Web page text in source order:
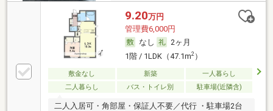
9.20万円
管理費6,000円
なし
2ヶ月
1階 / 1LDK（47.1m2）
敷金なし 新築
一人暮らし
二人暮らし
バス・トイレ別 駐車場(近隣含)
二人入居可・角部屋・保証人不要／代行 ・駐車場2台